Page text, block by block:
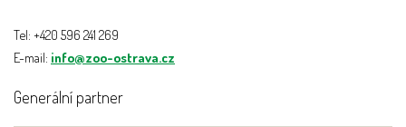
Tel: +420 596 241 269
E-mail: info@zoo-ostrava.cz
Generální partner